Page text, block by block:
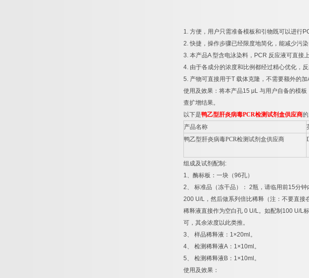
1. 方便，用户只需准备模板和引物既可以进行
2.快捷，操作步骤已经限度地简化，能减少污染
3. 本产品A型含电泳染料， PCR 反应液可直接
4. 由于各成分的浓度和比例都经过精心优化，
5. 产物可直接用于T 载体克隆，不需要额外的加
使用及效果：将本产品15 μL 与用户自备的模板
查扩增结果。
以下是鸭乙型肝炎病毒PCR检测试剂盒供应商
产品名称
鸭乙型肝炎病毒PCR检测试剂盒供应商
组成及试剂配制 :
1、酶标板：一块（96孔）
2、 标准品（冻干品）： 2瓶，请临用前15分钟
200 U/L ，然后做系列倍比稀释（注：不要直
稀释液直接作为空白孔 0 U/L。如配制 100 U/L
可，其余浓度以此类推。
3、 样品稀释液： 1×20ml 。
4、 检测稀释液A ： 1×10ml 。
5、 检测稀释液 B ： 1×10ml 。
使用及效果：